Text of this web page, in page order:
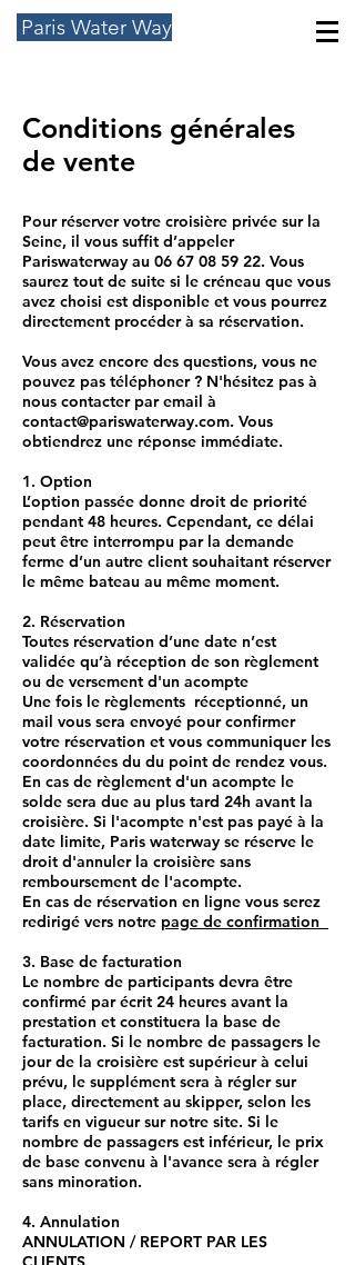
Paris Water Way
Conditions générales
de vente
Pour réserver votre croisière privée sur la
Seine, il vous suffit d’appeler
Pariswaterway au 06 67 08 59 22. Vous
saurez tout de suite si le créneau que vous
avez choisi est disponible et vous pourrez
directement procéder à sa réservation.
Vous avez encore des questions, vous ne
pouvez pas téléphoner ? N'hésitez pas à
nous contacter par email à
contact@pariswaterway.com. Vous
obtiendrez une réponse immédiate.
1. Option
L’option passée donne droit de priorité
pendant 48 heures. Cependant, ce délai
peut être interrompu par la demande
ferme d’un autre client souhaitant réserver
le même bateau au même moment.
2. Réservation
Toutes réservation d’une date n’est
validée qu’à réception de son règlement
ou de versement d'un acompte
Une fois le règlements réceptionné, un
mail vous sera envoyé pour confirmer
votre réservation et vous communiquer les
coordonnées du du point de rendez vous.
En cas de règlement d'un acompte le
solde sera due au plus tard 24h avant la
croisière. Si l'acompte n'est pas payé à la
date limite, Paris waterway se réserve le
droit d'annuler la croisière sans
remboursement de l'acompte.
En cas de réservation en ligne vous serez
redirigé vers notre page de confirmation
3. Base de facturation
Le nombre de participants devra être
confirmé par écrit 24 heures avant la
prestation et constituera la base de
facturation. Si le nombre de passagers le
jour de la croisière est supérieur à celui
prévu, le supplément sera à régler sur
place, directement au skipper, selon les
tarifs en vigueur sur notre site. Si le
nombre de passagers est inférieur, le prix
de base convenu à l'avance sera à régler
sans minoration.
4. Annulation
ANNULATION / REPORT PAR LES